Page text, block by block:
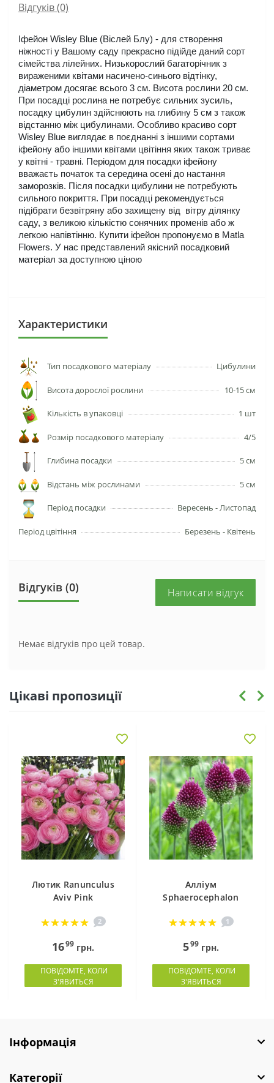
Відгуків (0)
Іфейон Wisley Blue (Віслей Блу) - для створення
ніжності у Вашому саду прекрасно підійде даний сорт
сімейства лілейних. Низькорослий багаторічник з
вираженими квітами насичено-синього відтінку,
діаметром досягає всього 3 см. Висота рослини 20 см.
При посадці рослина не потребує сильних зусиль,
посадку цибулин здійснюють на глибину 5 см з також
відстанню між цибулинами. Особливо красиво сорт
Wisley Blue виглядає в поєднанні з іншими сортами
іфейону або іншими квітами цвітіння яких також триває
у квітні - травні. Періодом для посадки іфейону
вважаєть початок та середина осені до настання
заморозків. Після посадки цибулини не потребують
сильного покриття. При посадці рекомендується
підібрати безвітряну або захищену від  вітру ділянку
саду, з великою кількістю сонячних променів або ж
легкою напівтінню. Купити іфейон пропонуємо в Matla
Flowers. У нас представлений якісний посадковий
матеріал за доступною ціною
Характеристики
Тип посадкового матеріалу Цибулини
Висота дорослої рослини 10-15 см
Кількість в упаковці 1 шт
Розмір посадкового матеріалу 4/5
Глибина посадки 5 см
Відстань між рослинами 5 см
Період посадки Вересень - Листопад
Період цвітіння Березень - Квітень
Відгуків (0) Написати відгук
Немає відгуків про цей товар.
Цікаві пропозиції
Лютик Ranunculus
Aviv Pink
2
1699 грн.
ПОВІДОМТЕ, КОЛИ
З'ЯВИТЬСЯ
Алліум
Sphaerocephalon
1
599 грн.
ПОВІДОМТЕ, КОЛИ
З'ЯВИТЬСЯ
Інформація
Категорії